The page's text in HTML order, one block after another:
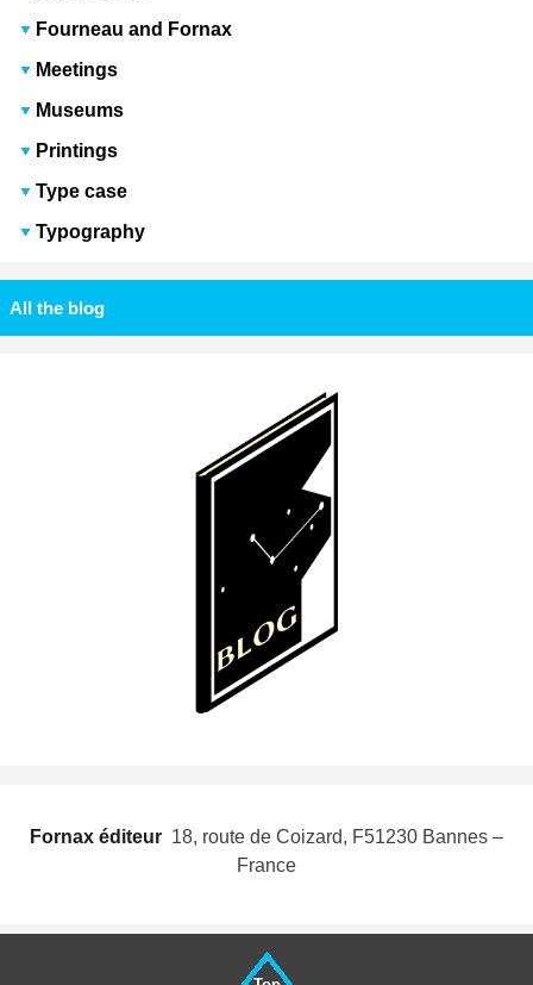
Fourneau and Fornax
Meetings
Museums
Printings
Type case
Typography
All the blog
Fornax éditeur  18, route de Coizard, F51230 Bannes –
France